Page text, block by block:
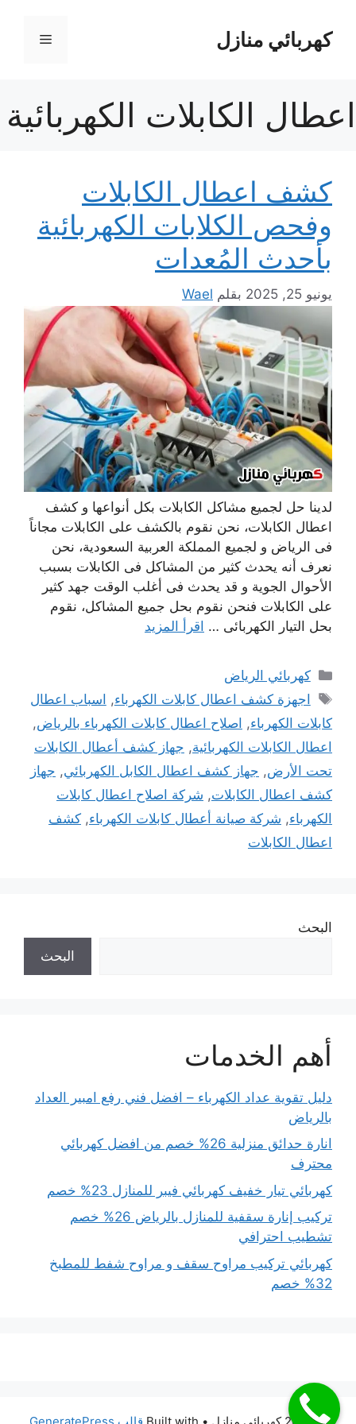
المحتوىكهربائي منازل القائمة
اعطال الكابلات الكهربائية
كشف اعطال الكابلات
وفحص الكلابات الكهربائية
بأحدث المُعدات
يونيو 25, 2025 بقلم Wael
لدينا حل لجميع مشاكل الكابلات بكل أنواعها و كشف
اعطال الكابلات، نحن نقوم بالكشف على الكابلات مجاناً
فى الرياض و لجميع المملكة العربية السعودية، نحن
نعرف أنه يحدث كثير من المشاكل فى الكابلات بسبب
الأحوال الجوية و قد يحدث فى أغلب الوقت جهد كثير
على الكابلات فنحن نقوم بحل جميع المشاكل، نقوم
بحل التيار الكهربائى … اقرأ المزيد
التصنيفات
كهربائي الرياض
الوسوم
اجهزة كشف اعطال كابلات الكهرباء, اسباب اعطال
كابلات الكهرباء, اصلاح اعطال كابلات الكهرباء بالرياض,
اعطال الكابلات الكهربائية, جهاز كشف أعطال الكابلات
تحت الأرض, جهاز كشف اعطال الكابل الكهربائي, جهاز
كشف اعطال الكابلات, شركة اصلاح اعطال كابلات
الكهرباء, شركة صيانة أعطال كابلات الكهرباء, كشف
اعطال الكابلات
البحث
البحث
أهم الخدمات
دليل تقوية عداد الكهرباء – افضل فني رفع امبير العداد
بالرياض
انارة حدائق منزلية 26% خصم من افضل كهربائي
محترف
كهربائي تيار خفيف كهربائي فيبر للمنازل 23% خصم
تركيب إنارة سقفية للمنازل بالرياض 26% خصم
تشطيب احترافي
كهربائي تركيب مراوح سقف و مراوح شفط للمطبخ
32% خصم
© 2026 كهربائي منازل • Built with قالب GeneratePress